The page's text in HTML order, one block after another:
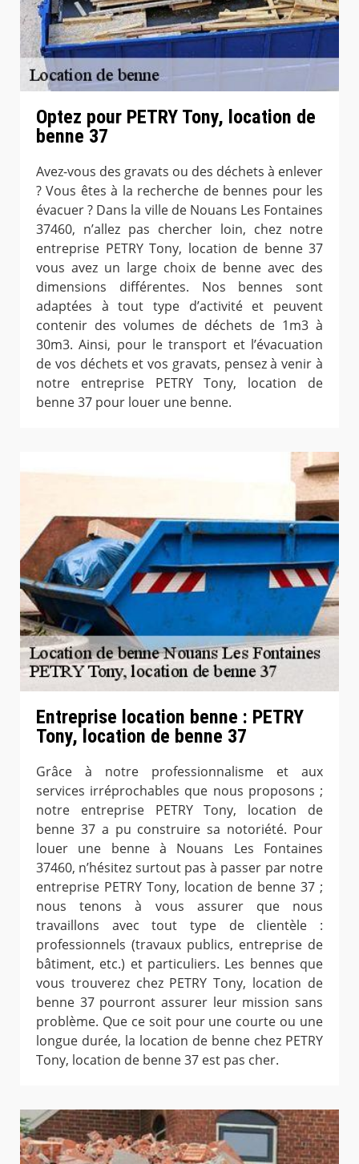
Optez pour PETRY Tony, location de
benne 37
Avez-vous des gravats ou des déchets à enlever
? Vous êtes à la recherche de bennes pour les
évacuer ? Dans la ville de Nouans Les Fontaines
37460, n’allez pas chercher loin, chez notre
entreprise PETRY Tony, location de benne 37
vous avez un large choix de benne avec des
dimensions différentes. Nos bennes sont
adaptées à tout type d’activité et peuvent
contenir des volumes de déchets de 1m3 à
30m3. Ainsi, pour le transport et l’évacuation
de vos déchets et vos gravats, pensez à venir à
notre entreprise PETRY Tony, location de
benne 37 pour louer une benne.
Entreprise location benne : PETRY
Tony, location de benne 37
Grâce à notre professionnalisme et aux
services irréprochables que nous proposons ;
notre entreprise PETRY Tony, location de
benne 37 a pu construire sa notoriété. Pour
louer une benne à Nouans Les Fontaines
37460, n’hésitez surtout pas à passer par notre
entreprise PETRY Tony, location de benne 37 ;
nous tenons à vous assurer que nous
travaillons avec tout type de clientèle :
professionnels (travaux publics, entreprise de
bâtiment, etc.) et particuliers. Les bennes que
vous trouverez chez PETRY Tony, location de
benne 37 pourront assurer leur mission sans
problème. Que ce soit pour une courte ou une
longue durée, la location de benne chez PETRY
Tony, location de benne 37 est pas cher.